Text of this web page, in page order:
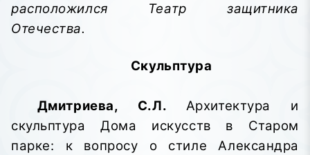
расположился Театр защитника
Отечества.
Скульптура
Дмитриева, С.Л. Архитектура и
скульптура Дома искусств в Старом
парке: к вопросу о стиле Александра